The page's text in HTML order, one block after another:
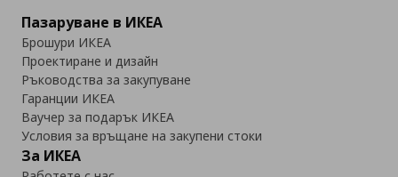
Пазаруване в ИКЕА
Брошури ИКЕА
Проектиране и дизайн
Ръководства за закупуване
Гаранции ИКЕА
Ваучер за подарък ИКЕА
Условия за връщане на закупени стоки
За ИКЕА